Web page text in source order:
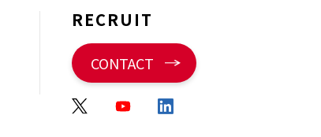
RECRUIT
CONTACT